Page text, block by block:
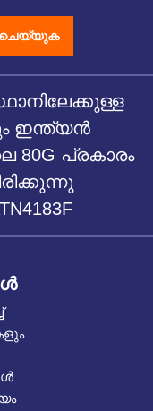
ചെയ്യുക
ഇന്ത്യൻ
80G പ്രകാരം